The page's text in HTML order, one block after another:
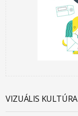
VIZUÁLIS KULTÚRA